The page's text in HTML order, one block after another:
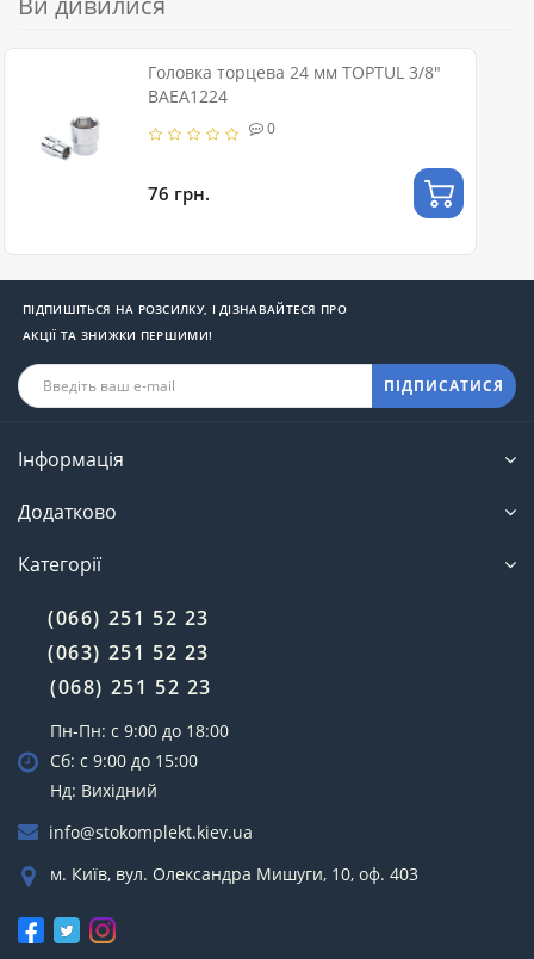
Головка торцева 24 мм TOPTUL 3/8"
BAEA1224
0
76 грн.
ПІДПИШІТЬСЯ НА РОЗСИЛКУ, І ДІЗНАВАЙТЕСЯ ПРО
АКЦІЇ ТА ЗНИЖКИ ПЕРШИМИ!
ПІДПИСАТИСЯ
Інформація
Додатково
Категорії
(066) 251 52 23
(063) 251 52 23
(068) 251 52 23
Пн-Пн: с 9:00 до 18:00
Сб: с 9:00 до 15:00
Нд: Вихідний
info@stokomplekt.kiev.ua
м. Київ, вул. Олександра Мишуги, 10, оф. 403